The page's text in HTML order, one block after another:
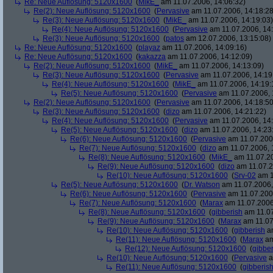
Re: Neue Auflösung: 5120x1600 (MikE_
am 11.07.2006, 14:06:32)
Re(2): Neue Auflösung: 5120x1600 (Pervasive am 11.07.2006,
Re(3): Neue Auflösung: 5120x1600 (MikE_
am 11.07.2006, 14:19:03)
Re(4): Neue Auflösung: 5120x1600 (Pervasive am 11.07.2006,
Re(3): Neue Auflösung: 5120x1600 (patos am 12.07.2006, 13:15:08)
Re: Neue Auflösung: 5120x1600 (playaz am 11.07.2006, 14:09:16)
Re: Neue Auflösung: 5120x1600 (kakazza am 11.07.2006, 14:12:09)
Re(2): Neue Auflösung: 5120x1600 (MikE_
am 11.07.2006, 14:13:09)
Re(3): Neue Auflösung: 5120x1600 (Pervasive am 11.07.2006,
Re(4): Neue Auflösung: 5120x1600 (MikE_
am 11.07.2006,
Re(5): Neue Auflösung: 5120x1600 (Pervasive am 11.07.2006,
Re(2): Neue Auflösung: 5120x1600 (Pervasive am 11.07.2006,
Re(3): Neue Auflösung: 5120x1600 (dizo am 11.07.2006, 14:21:22)
Re(4): Neue Auflösung: 5120x1600 (Pervasive am 11.07.2006,
Re(5): Neue Auflösung: 5120x1600 (dizo am 11.07.2006,
Re(6): Neue Auflösung: 5120x1600 (Pervasive am
Re(7): Neue Auflösung: 5120x1600 (dizo am 11.07.2006,
Re(8): Neue Auflösung: 5120x1600 (MikE_
am
Re(9): Neue Auflösung: 5120x1600 (dizo am
Re(10): Neue Auflösung: 5120x1600 (Srv-02 am
Re(5): Neue Auflösung: 5120x1600 (Dr. Watson am
Re(6): Neue Auflösung: 5120x1600 (Pervasive am
Re(7): Neue Auflösung: 5120x1600 (Marax am
Re(8): Neue Auflösung: 5120x1600 (gibberish am
Re(9): Neue Auflösung: 5120x1600 (Marax am
Re(10): Neue Auflösung: 5120x1600 (gibberish
Re(11): Neue Auflösung: 5120x1600 (Marax
Re(12): Neue Auflösung: 5120x1600 (
Re(10): Neue Auflösung: 5120x1600 (Pervasive
Re(11): Neue Auflösung: 5120x1600 (gibberish